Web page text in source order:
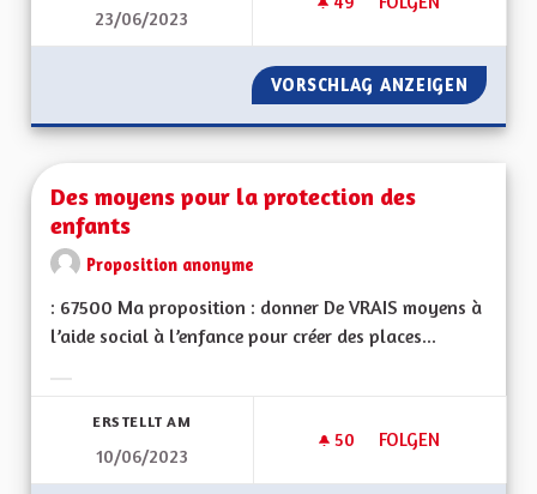
23/06/2023 PROPOSITION
VORSCHLAG ANZEIGEN
Des moyens pour la protection des
enfants
Proposition anonyme
: 67500 Ma proposition : donner De VRAIS moyens à
l’aide social à l’enfance pour créer des places...
ERSTELLT AM
10/06/2023
50 50 FOLLOWER
FOLGEN
DES MOYENS